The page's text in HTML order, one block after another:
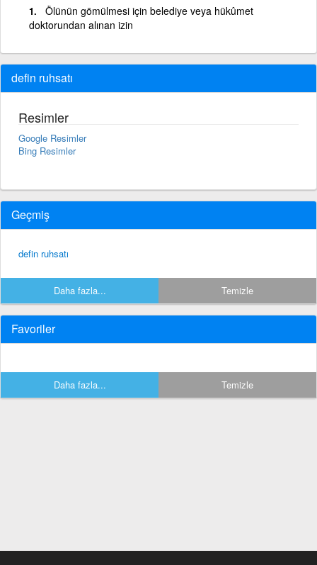
Ölünün gömülmesi için belediye veya hükûmet
doktorundan alınan izin
defin ruhsatı
Resimler
Google Resimler
Bing Resimler
Geçmiş
defin ruhsatı
Daha fazla... Temizle
Favoriler
Daha fazla... Temizle